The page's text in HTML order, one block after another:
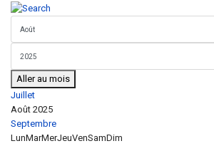
Aller au mois
Juillet
Août 2025
Septembre
LunMarMerJeuVenSamDim